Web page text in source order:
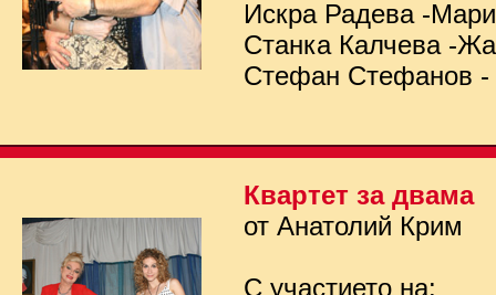
Искра Радева -
Станка Калчева -
Стефан Стефанов
Квартет за двама
от Анатолий Крим
С участието на: